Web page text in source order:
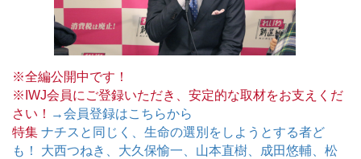
※全編公開中です！
※IWJ会員にご登録いただき、安定的な取材をお支えくだ
さい！ →会員登録はこちらから
特集 ナチスと同じく、生命の選別をしようとする者ど
も！ 大西つねき、大久保愉一、山本直樹、成田悠輔、松